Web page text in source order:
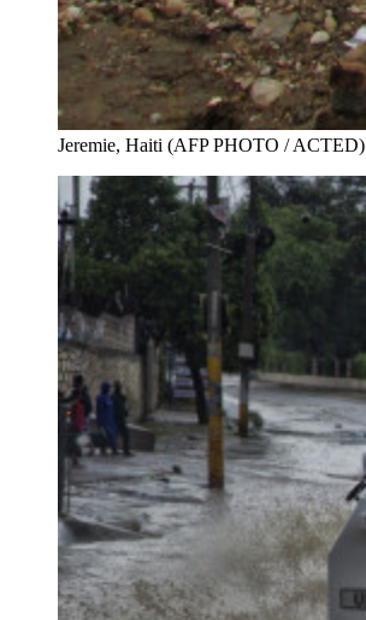
Jeremie, Haiti (AFP PHOTO / ACTED)